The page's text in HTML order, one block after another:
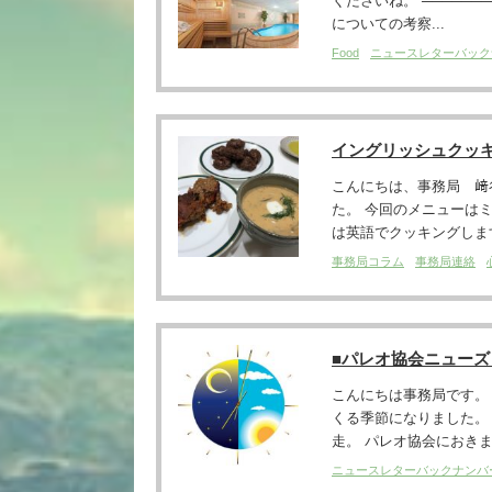
についての考察...
Food ニュースレターバッ
イングリッシュクッ
こんにちは、事務局 﨑
た。 今回のメニューは
は英語でクッキングし
事務局コラム 事務局連絡
■パレオ協会ニュー
こんにちは事務局です
くる季節になりました
走。 パレオ協会におき
ニュースレターバックナンバ